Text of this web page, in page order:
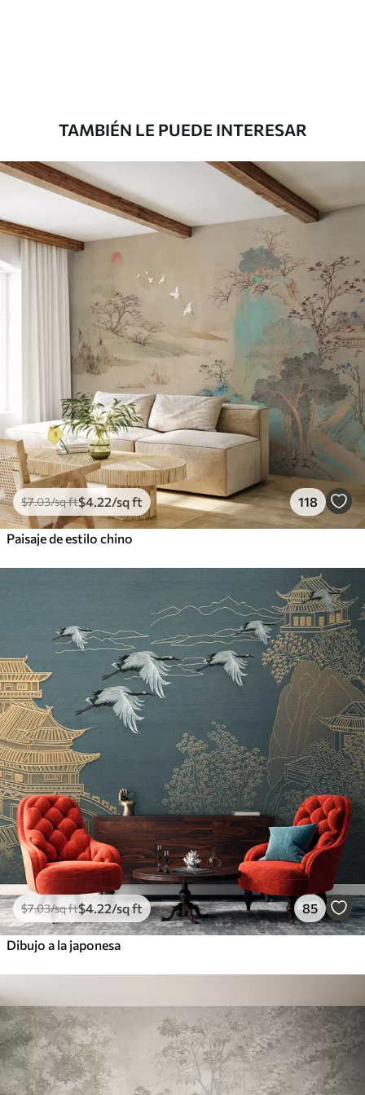
Peel and Stick
12.77$7.66/sq ft
TAMBIÉN LE PUEDE INTERESAR
$7.03/sq ft$4.22/sq ft 118
Paisaje de estilo chino
$7.03/sq ft$4.22/sq ft 85
Dibujo a la japonesa